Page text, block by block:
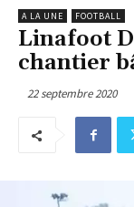
A LA UNE FOOTBALL
Linafoot
chantier
22 septembre 2020